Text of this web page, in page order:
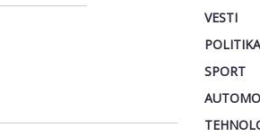
VESTI
SPORT